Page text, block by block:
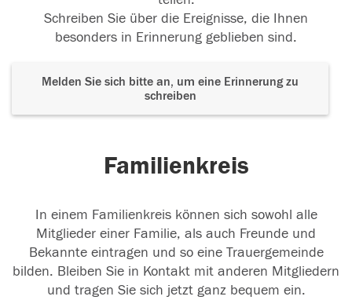
Schreiben Sie über die Ereignisse, die Ihnen
besonders in Erinnerung geblieben sind.
Melden Sie sich bitte an, um eine Erinnerung zu
schreiben
Familienkreis
In einem Familienkreis können sich sowohl alle
Mitglieder einer Familie, als auch Freunde und
Bekannte eintragen und so eine Trauergemeinde
bilden. Bleiben Sie in Kontakt mit anderen Mitgliedern
und tragen Sie sich jetzt ganz bequem ein.